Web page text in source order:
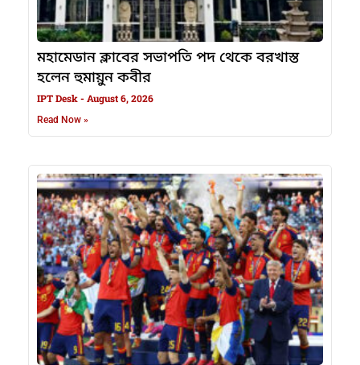
মহামেডান ক্লাবের সভাপতি পদ থেকে বরখাস্ত
হলেন হুমায়ুন কবীর
IPT Desk August 6, 2026
Read Now »